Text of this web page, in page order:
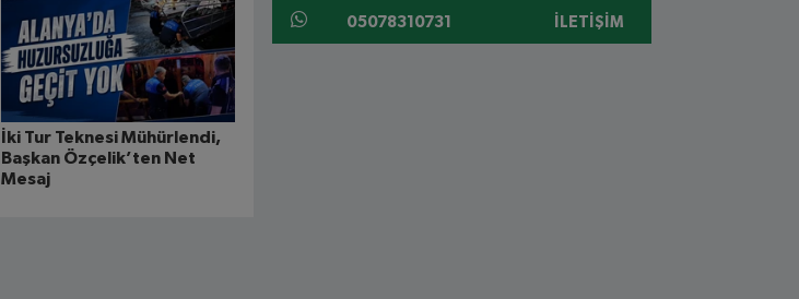
İki Tur Teknesi Mühürlendi,
Başkan Özçelik’ten Net
Mesaj
05078310731 İLETIŞIM